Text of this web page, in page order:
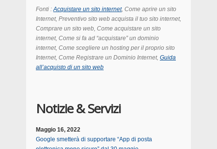
Fonti :Acquistare un sito internet, Come aprire un sito
Internet, Preventivo sito web acquista il tuo sito internet,
Comprare un sito web, Come acquistare un sito
internet, Come si fa ad “acquistare” un dominio
internet, Come scegliere un hosting per il proprio sito
Internet, Come Registrare un Dominio Internet, Guida
all’acquisto di un sito web
Notizie & Servizi
Maggio 16, 2022
Google smetterà di supportare “App di posta